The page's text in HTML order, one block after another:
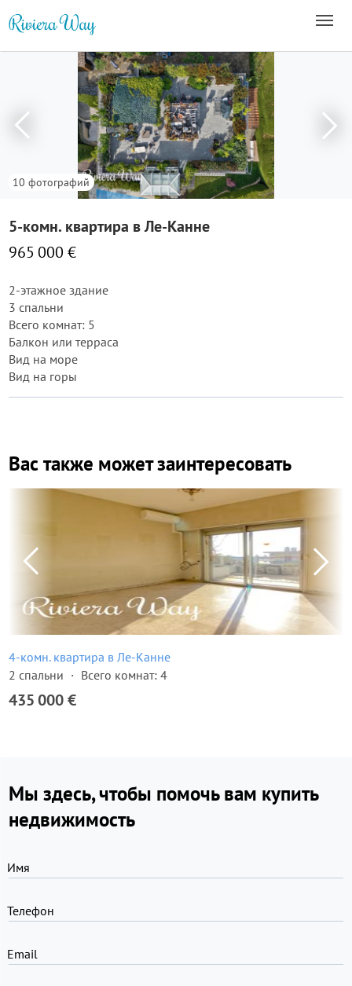
10 фотографий
5-комн. квартира в Ле-Канне
965 000 €
2-этажное здание
3 спальни
Всего комнат: 5
Балкон или терраса
Вид на море
Вид на горы
Вас также может заинтересовать
4-комн. квартира в Ле-Канне
2 спальни
Всего комнат: 4
435 000 €
Мы здесь, чтобы помочь вам купить
недвижимость
Имя
Телефон
Email